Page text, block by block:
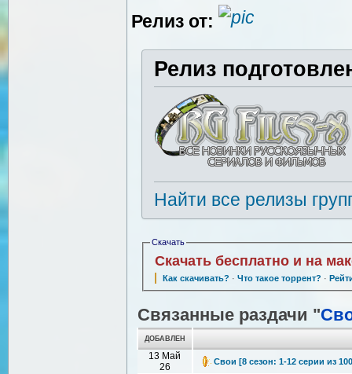
Релиз от:
Релиз
Найти все релизы
Скачать
Скачать бесплатно и на
Как скачивать? · Что такое торрент? ·
Связанные раздачи "
ДОБАВЛЕН
13 Май
26
Свои [8 сезон: 1-12 серии из